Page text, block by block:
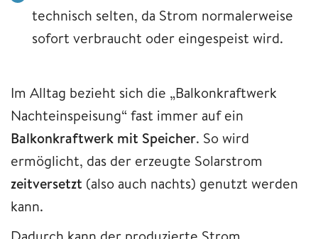
technisch selten, da Strom normalerweise
sofort verbraucht oder eingespeist wird.
Im Alltag bezieht sich die „Balkonkraftwerk
Nachteinspeisung“ fast immer auf ein
Balkonkraftwerk mit Speicher. So wird
ermöglicht, das der erzeugte Solarstrom
zeitversetzt (also auch nachts) genutzt werden
kann.